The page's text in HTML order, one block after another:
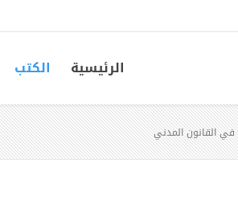
الرئيسية الكتب
في القانون المدني